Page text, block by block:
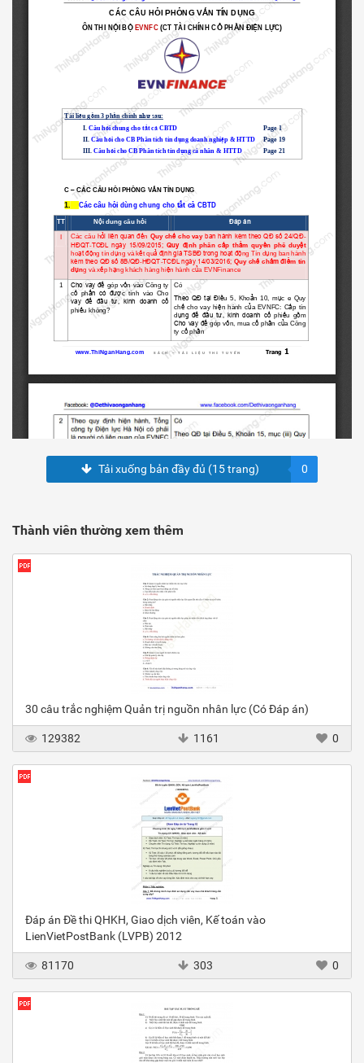
Tải xuống bản đầy đủ (15 trang) 0
Thành viên thường xem thêm
30 câu trắc nghiệm Quản trị nguồn nhân lực (Có Đáp án)
129382 1161 0
Đáp án Đề thi QHKH, Giao dịch viên, Kế toán vào
LienVietPostBank (LVPB) 2012
81170 303 0